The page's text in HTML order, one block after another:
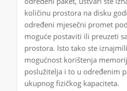
količinu prostora na disku
određeni mjesečni promet
moguće postaviti ili preuzeti
prostora. Isto tako ste iznajmili
mogućnost korištenja
poslužitelja i to u određenim
ukupnog fizičkog kapaciteta.